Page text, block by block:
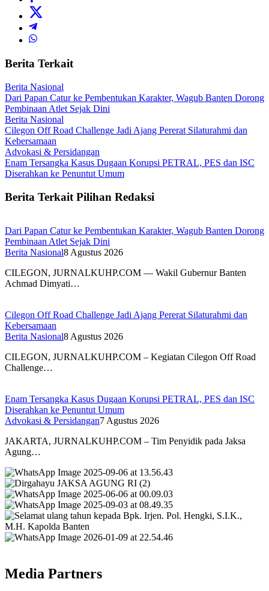
Berita Terkait
Berita Nasional
Dari Papan Catur ke Pembentukan Karakter, Wagub Banten Dorong
Pembinaan Atlet Sejak Dini
Berita Nasional
Cilegon Off Road Challenge Jadi Ajang Pererat Silaturahmi dan
Kebersamaan
Advokasi & Persidangan
Enam Tersangka Kasus Dugaan Korupsi PETRAL, PES dan ISC
Diserahkan ke Penuntut Umum
Berita Terkait Pilihan Redaksi
Dari Papan Catur ke Pembentukan Karakter, Wagub Banten Dorong
Pembinaan Atlet Sejak Dini
Berita Nasional8 Agustus 2026
CILEGON, JURNALKUHP.COM — Wakil Gubernur Banten
Achmad Dimyati…
Cilegon Off Road Challenge Jadi Ajang Pererat Silaturahmi dan
Kebersamaan
Berita Nasional8 Agustus 2026
CILEGON, JURNALKUHP.COM – Kegiatan Cilegon Off Road
Challenge…
Enam Tersangka Kasus Dugaan Korupsi PETRAL, PES dan ISC
Diserahkan ke Penuntut Umum
Advokasi & Persidangan7 Agustus 2026
JAKARTA, JURNALKUHP.COM – Tim Penyidik pada Jaksa
Agung…
Media Partners